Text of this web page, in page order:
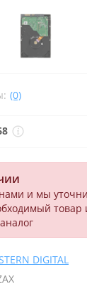
(0)
и мы
товар
DIGITAL